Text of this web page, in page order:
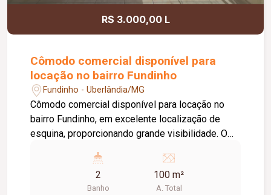
R$ 3.000,00 L
Cômodo comercial disponível para
locação no bairro Fundinho
Fundinho - Uberlândia/MG
Cômodo comercial disponível para locação no
bairro Fundinho, em excelente localização de
esquina, proporcionando grande visibilidade. O
com uma porta de aço e 02 banheiros, coifa já
instalada. O espaço oferece amplo potencial para
adequações, melhorias e personalizações,
2
Banho
100 m²
A. Total